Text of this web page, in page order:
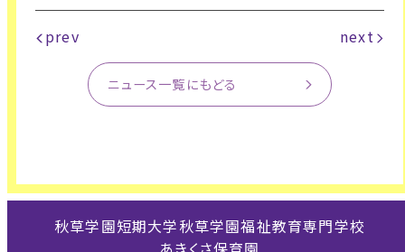
prev next
ニュース一覧にもどる
秋草学園短期大学秋草学園福祉教育専門学校